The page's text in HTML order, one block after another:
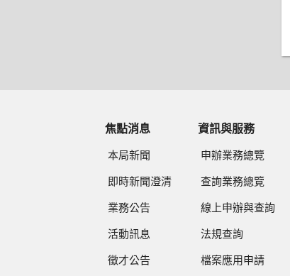
焦點消息
本局新聞
即時新聞澄清
業務公告
活動訊息
徵才公告
資訊與服務
申辦業務總覽
查詢業務總覽
線上申辦與查詢
法規查詢
檔案應用申請